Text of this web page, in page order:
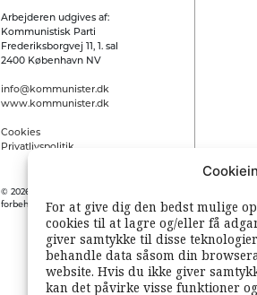
For at give dig den bedst mulige
cookies til at lagre og/eller få
giver samtykke til disse
behandle data såsom din
website. Hvis du ikke giver
kan det påvirke visse funktioner
Arbejderen udgives af:
Kommunistisk Parti
Frederiksborgvej 11, 1. sal
2400 København NV
info@kommunister.dk
www.kommunister.dk
Cookies
Privatlivspolitik
© 2026 Arbejderen. Alle rettigheder
forbeholdes.